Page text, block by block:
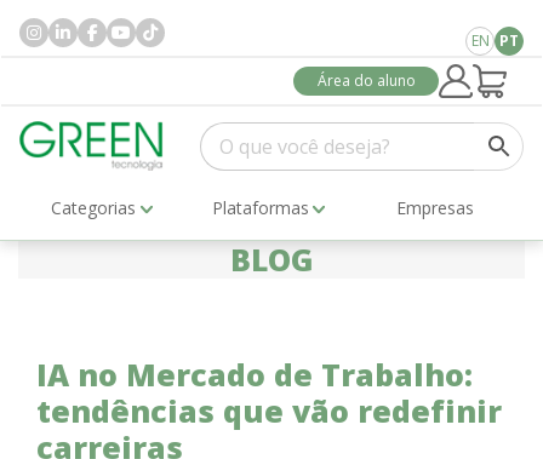
EN PT
Área do aluno
Categorias Plataformas Empresas
BLOG
IA no Mercado de Trabalho:
tendências que vão redefinir
carreiras